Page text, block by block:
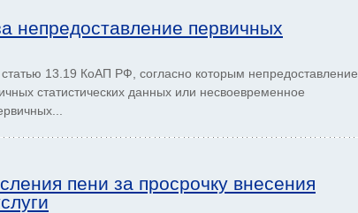
непредоставление первичных
13.19 КоАП РФ, согласно которым непредоставление
статистических данных или несвоевременное
пени за просрочку внесения